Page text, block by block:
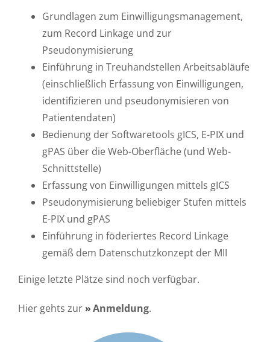
Grundlagen zum Einwilligungsmanagement,
zum Record Linkage und zur
Pseudonymisierung
Einführung in Treuhandstellen Arbeitsabläufe
(einschließlich Erfassung von Einwilligungen,
identifizieren und pseudonymisieren von
Patientendaten)
Bedienung der Softwaretools gICS, E-PIX und
gPAS über die Web-Oberfläche (und Web-
Schnittstelle)
Erfassung von Einwilligungen mittels gICS
Pseudonymisierung beliebiger Stufen mittels
E-PIX und gPAS
Einführung in föderiertes Record Linkage
gemäß dem Datenschutzkonzept der MII
Einige letzte Plätze sind noch verfügbar.
Hier gehts zur Anmeldung.